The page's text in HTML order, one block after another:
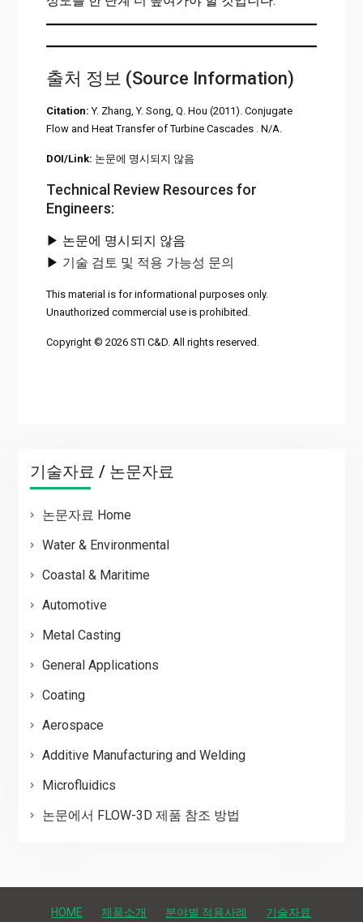
출처 정보 (Source Information)
Citation: Y. Zhang, Y. Song, Q. Hou (2011). Conjugate
Flow and Heat Transfer of Turbine Cascades . N/A.
DOI/Link: 논문에 명시되지 않음
Technical Review Resources for
Engineers:
▶ 논문에 명시되지 않음
▶ 기술 검토 및 적용 가능성 문의
This material is for informational purposes only.
Unauthorized commercial use is prohibited.
Copyright © 2026 STI C&D. All rights reserved.
기술자료 / 논문자료
논문자료 Home
Water & Environmental
Coastal & Maritime
Automotive
Metal Casting
General Applications
Coating
Aerospace
Additive Manufacturing and Welding
Microfluidics
논문에서 FLOW-3D 제품 참조 방법
HOME 제품소개 분야별 적용사례 기술자료